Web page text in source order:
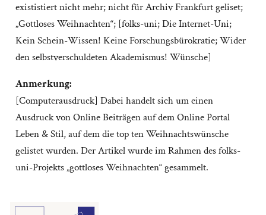
exististiert nicht mehr; nicht für Archiv Frankfurt geliset;
„Gottloses Weihnachten“; [folks-uni; Die Internet-Uni;
Kein Schein-Wissen! Keine Forschungsbürokratie; Wider
den selbstverschuldeten Akademismus! Wünsche]
Anmerkung:
[Computerausdruck] Dabei handelt sich um einen
Ausdruck von Online Beiträgen auf dem Online Portal
Leben & Stil, auf dem die top ten Weihnachtswünsche
gelistet wurden. Der Artikel wurde im Rahmen des folks-
uni-Projekts „gottloses Weihnachten“ gesammelt.